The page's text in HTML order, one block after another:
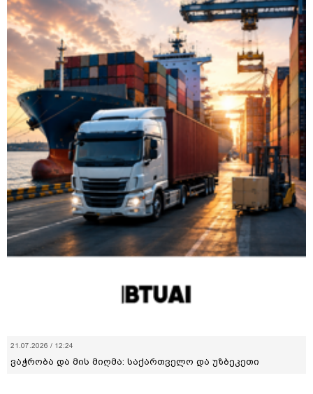
21.07.2026 / 12:24
ვაჭრობა და მის მიღმა: საქართველო და უზბეკეთი